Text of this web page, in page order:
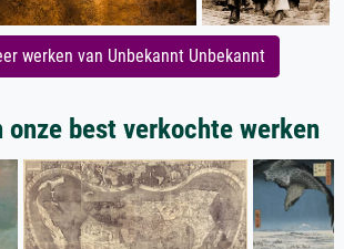
werken van Unbekannt Unbekannt
onze best verkochte werken